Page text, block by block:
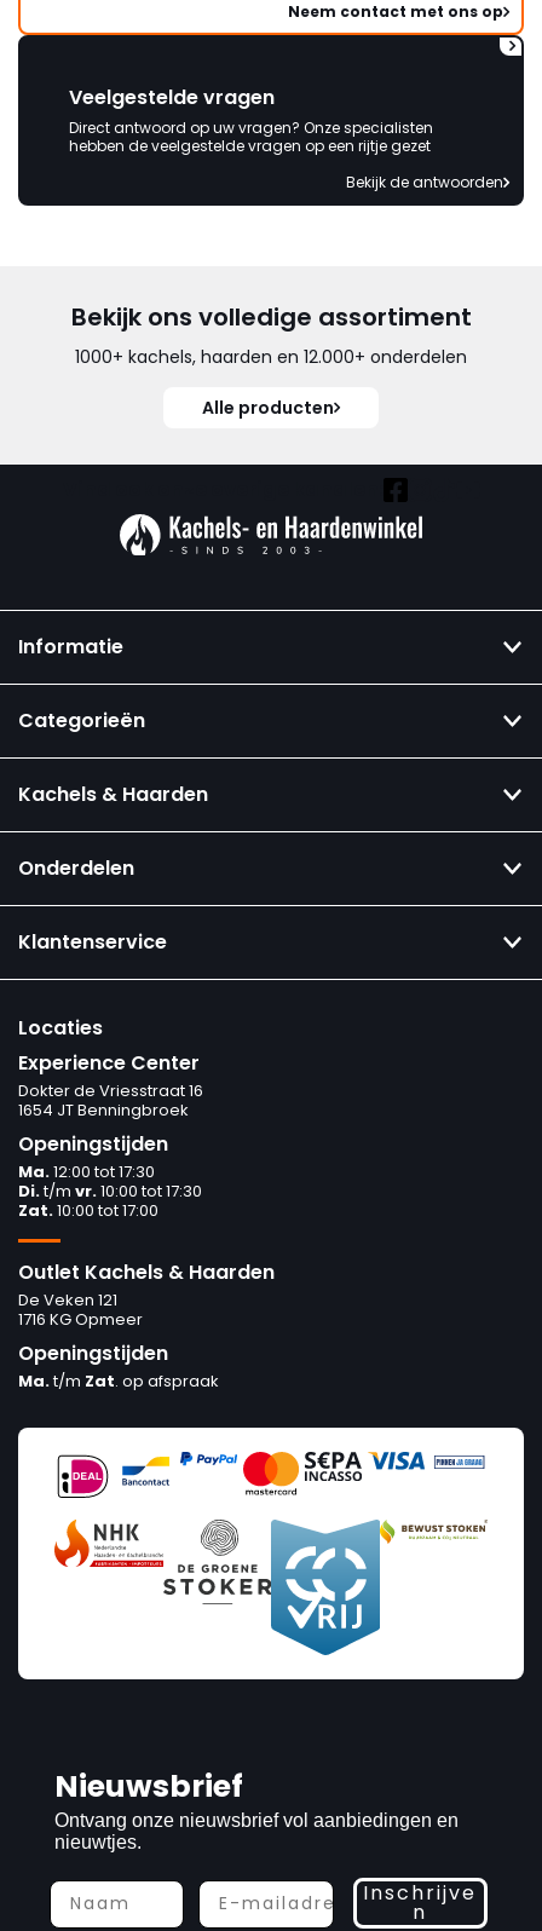
Neem contact met ons op
Veelgestelde vragen
Direct antwoord op uw vragen? Onze specialisten
hebben de veelgestelde vragen op een rijtje gezet
Bekijk de antwoorden
Bekijk ons volledige assortiment
1000+ kachels, haarden en 12.000+ onderdelen
Alle producten
Informatie
Categorieën
Kachels & Haarden
Onderdelen
Klantenservice
Locaties
Experience Center
Dokter de Vriesstraat 16
1654 JT Benningbroek
Openingstijden
Ma.12:00 tot 17:30
Di.t/m vr.10:00 tot 17:30
Zat.10:00 tot 17:00
Outlet Kachels & Haarden
De Veken 121
1716 KG Opmeer
Openingstijden
Ma.t/m Zat. op afspraak
Nieuwsbrief
Ontvang onze nieuwsbrief vol aanbiedingen en
nieuwtjes.
Inschrijve
n